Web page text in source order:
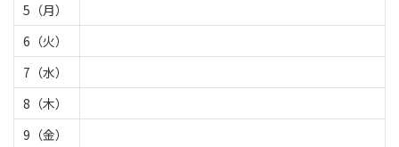
5（月）
6（火）
7（水）
8（木）
9（金）